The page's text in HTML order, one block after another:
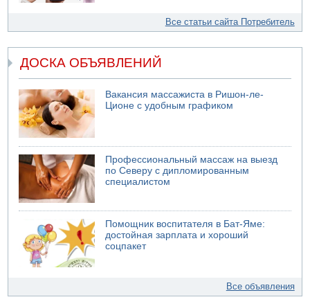
Все статьи сайта Потребитель
ДОСКА ОБЪЯВЛЕНИЙ
Вакансия массажиста в Ришон-ле-
Ционе с удобным графиком
Профессиональный массаж на выезд
по Северу с дипломированным
специалистом
Помощник воспитателя в Бат-Яме:
достойная зарплата и хороший
соцпакет
Все объявления